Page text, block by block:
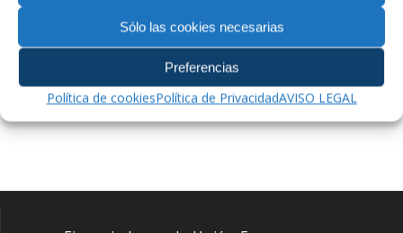
Sólo las cookies necesarias
Preferencias
Política de cookiesPolítica de PrivacidadAVISO LEGAL
Navegación
de
entradas
Entrada
Campeonatos del Mundo
Siguiente
High School de